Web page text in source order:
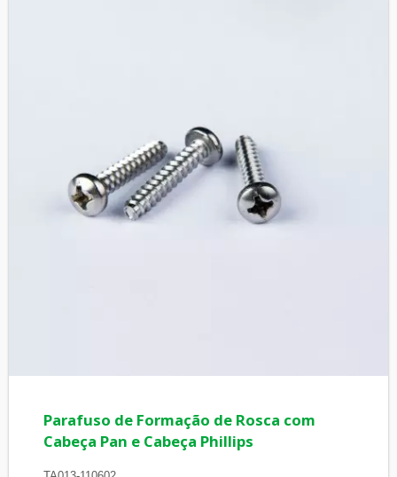
Parafuso de Formação de Rosca com
Cabeça Pan e Cabeça Phillips